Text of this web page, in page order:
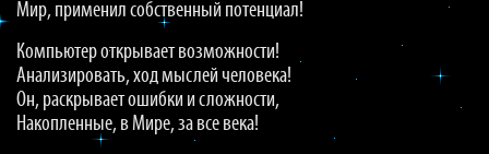
Мир, применил собственный потенциал!
Компьютер открывает возможности!
Анализировать, ход мыслей человека!
Он, раскрывает ошибки и сложности,
Накопленные, в Мире, за все века!